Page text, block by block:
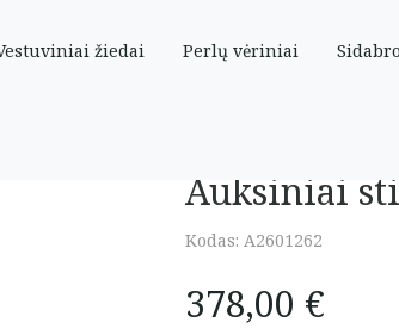
žiedai Perlų vėriniai
Auksiniai
Kodas: A2601262
378,00 €